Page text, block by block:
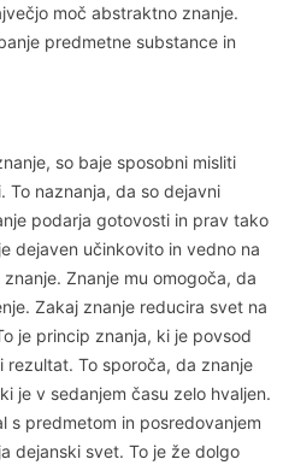
moč abstraktno znanje.
predmetne substance in
so baje sposobni misliti
To naznanja, da so dejavni
podarja gotovosti in prav tako
dejaven učinkovito in vedno na
Znanje mu omogoča, da
Zakaj znanje reducira svet na
je princip znanja, ki je povsod
rezultat. To sporoča, da znanje
je v sedanjem času zelo hvaljen.
s predmetom in posredovanjem
dejanski svet. To je že dolgo